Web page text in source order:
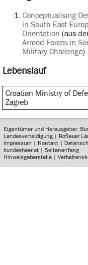
Conceptualising
in South East
Orientation (aus
Armed Forces in
Military Challenge)
Lebenslauf
Croatian Ministry of
Zagreb
Eigentümer und Herausgeber:
Landesverteidigung | Roßauer
Impressum | Kontakt |
bundesheer.at |Seitenanfang
Hinweisgeberstelle |